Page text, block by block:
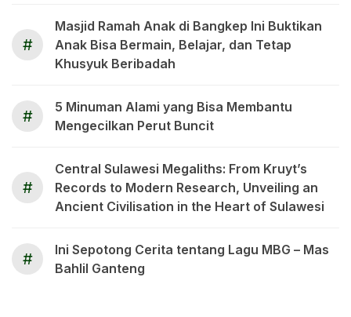
#
Masjid Ramah Anak di Bangkep Ini Buktikan
Anak Bisa Bermain, Belajar, dan Tetap
Khusyuk Beribadah
#
5 Minuman Alami yang Bisa Membantu
Mengecilkan Perut Buncit
#
Central Sulawesi Megaliths: From Kruyt’s
Records to Modern Research, Unveiling an
Ancient Civilisation in the Heart of Sulawesi
#
Ini Sepotong Cerita tentang Lagu MBG – Mas
Bahlil Ganteng